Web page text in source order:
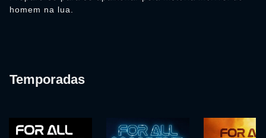
homem na lua.
Temporadas